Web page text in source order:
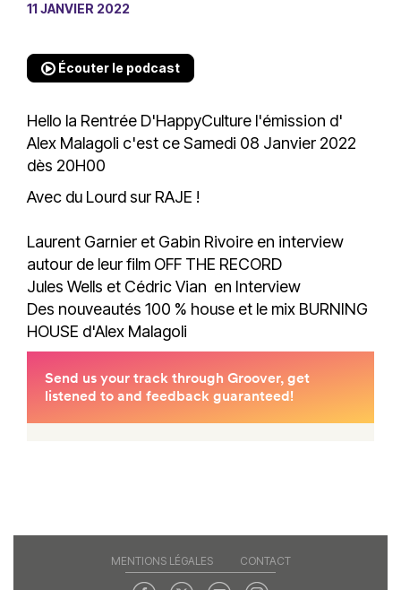
11 JANVIER 2022
Écouter le podcast
Hello la Rentrée D'HappyCulture l'émission d'
Alex Malagoli c'est ce Samedi 08 Janvier 2022
dès 20H00
Avec du Lourd sur RAJE !
Laurent Garnier et Gabin Rivoire en interview
autour de leur film OFF THE RECORD
Jules Wells et Cédric Vian en Interview
Des nouveautés 100 % house et le mix BURNING
HOUSE d'Alex Malagoli
MENTIONS LÉGALES CONTACT